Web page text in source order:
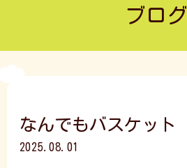
ブログ
なんでもバスケット
2025.08.01